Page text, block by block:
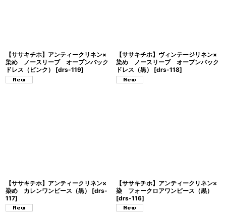
【ササキチホ】アンティークリネン×
染め ノースリーブ オープンバック
ドレス（ピンク）
[drs-119]
【ササキチホ】ヴィンテージリネン×
染め ノースリーブ オープンバック
ドレス（黒）
[drs-118]
【ササキチホ】アンティークリネン×
染め カレンワンピース（黒）
[drs-
117]
【ササキチホ】アンティークリネン×
染 フォークロアワンピース（黒）
[drs-116]